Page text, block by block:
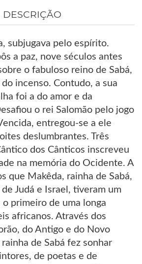
DESCRIÇÃO
subjugava pelo espírito.
a paz, nove séculos antes
o fabuloso reino de Sabá,
incenso. Contudo, a sua
foi a do amor e da
o rei Salomão pelo jogo
entregou-se a ele
deslumbrantes. Três
dos Cânticos inscreveu
na memória do Ocidente. A
que Makêda, rainha de Sabá,
Judá e Israel, tiveram um
primeiro de uma longa
africanos. Através dos
do Antigo e do Novo
de Sabá fez sonhar
de poetas e de